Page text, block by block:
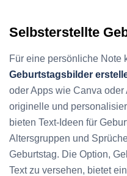
Selbsterstellte
Für eine persönliche Note
Geburtstagsbilder
oder Apps wie Canva
originelle und
bieten Text-Ideen für
Altersgruppen und
Geburtstag. Die Option,
Text zu versehen, bietet